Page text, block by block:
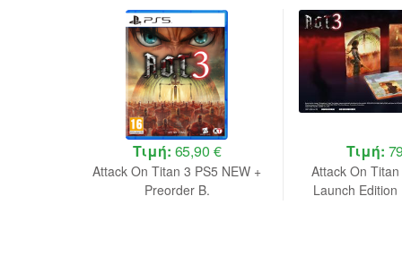
Τιμή: 65,90 €
Attack On Titan 3 PS5 NEW +
Preorder B.
Τιμή:
Attack On
Launch Edition